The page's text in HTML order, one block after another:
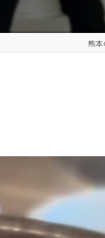
ロマ リンパドレナージ熊本